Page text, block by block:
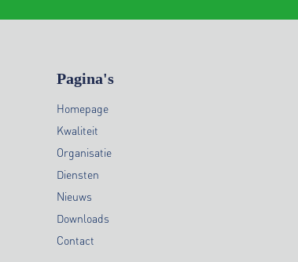
Pagina's
Homepage
Kwaliteit
Organisatie
Diensten
Nieuws
Downloads
Contact